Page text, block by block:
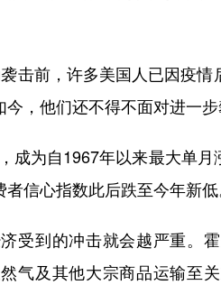
前，许多美国人已因疫情
，他们还不得不面对进一步
为自1967年以来最大单月
信心指数此后跌至今年新低
到的冲击就会越严重。霍
气及其他大宗商品运输至